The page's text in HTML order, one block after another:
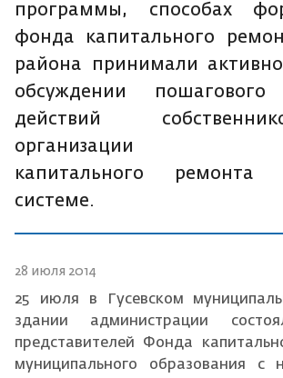
программы, способах
фонда капитального
района принимали
обсуждении пошагового
действий
организации
капитального
системе.
28 июля 2014
25 июля в Гусевском
здании администрации
представителей Фонда
муниципального образования с